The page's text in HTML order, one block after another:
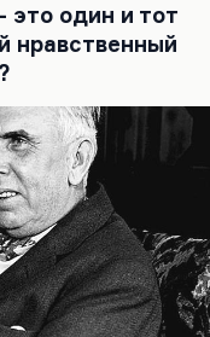
это один и тот
нравственный